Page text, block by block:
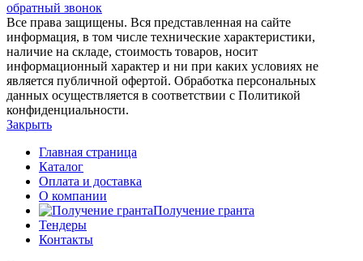
обратный звонок
Все права защищены. Вся представленная на сайте
информация, в том числе технические характеристики,
наличие на складе, стоимость товаров, носит
информационный характер и ни при каких условиях не
является публичной офертой. Обработка персональных
данных осуществляется в соответствии с Политикой
конфиденциальности.
Закрыть
Главная страница
Каталог
Оплата и доставка
О компании
Получение гранта
Тендеры
Контакты